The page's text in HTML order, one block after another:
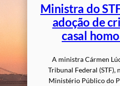
Ministra do
adoção de
casal
A ministra Cármen
Tribunal Federal (STF),
Ministério Público do